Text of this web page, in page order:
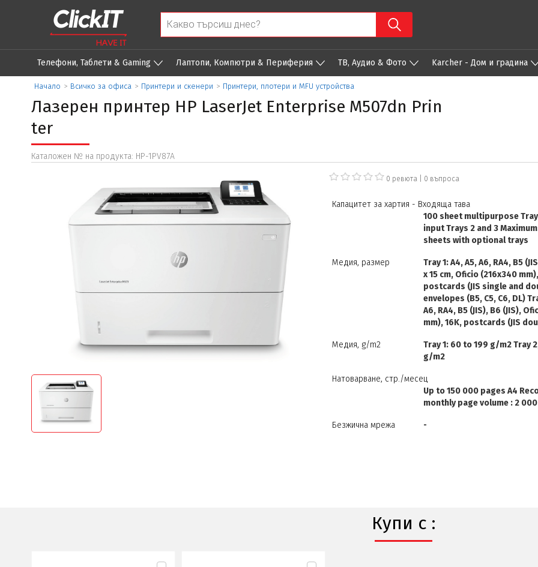
Телефони, Таблети & Gaming Лаптопи, Компютри & Периферия ТВ, Аудио & Фото Karcher - Дом и градина
Начало > Всичко за офиса > Принтери и скенери > Принтери, плотери и MFU устройства
Лазерен принтер HP LaserJet Enterprise M507dn Prin
ter
Каталожен № на продукта: HP-1PV87A
0 ревюта 0 въпроса
Капацитет за хартия - Входяща тава
100 sheet multipurpose
input Trays 2 and 3
sheets with optional trays
Медия, размер
Tray 1: A4, A5, A6, RA4, B5
x 15 cm, Oficio (216x340
postcards (JIS single and
envelopes (B5, C5, C6, DL)
A6, RA4, B5 (JIS), B6 (JIS),
mm), 16K, postcards (JIS
Медия, g/m2
Tray 1: 60 to 199 g/m2 Tray
g/m2
Натоварване, стр./месец
Up to 150 000 pages A4
monthly page volume : 2
Безжична мрежа -
Купи с :